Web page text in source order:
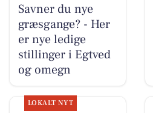
Savner du nye
græsgange? - Her
er nye ledige
stillinger i Egtved
og omegn
LOKALT NYT